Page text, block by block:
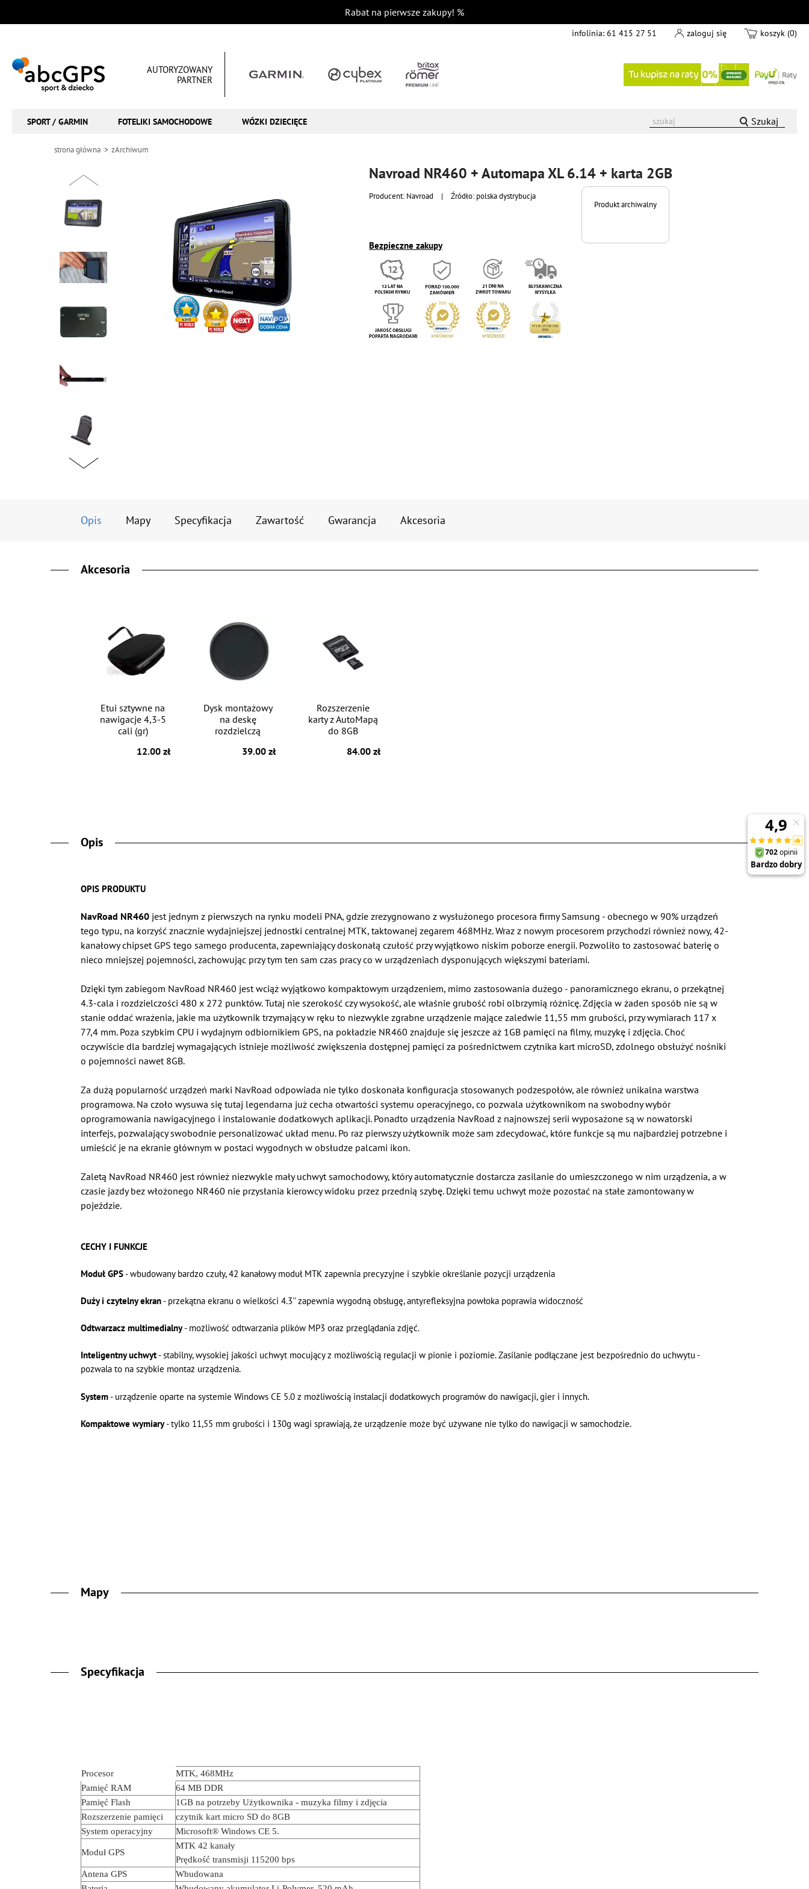
Rabat na pierwsze zakupy! %
infolinia: 61 415 27 51 zaloguj się koszyk (0)
AUTORYZOWANY
PARTNER
SPORT / GARMIN FOTELIKI SAMOCHODOWE WÓZKI DZIECIĘCE Szukaj
strona główna zArchiwum
Navroad NR460 + Automapa XL 6.14 + karta 2GB
Producent: Navroad | Źródło: polska dystrybucja
Bezpieczne zakupy
Produkt archiwalny
Opis Mapy Specyfikacja Zawartość Gwarancja Akcesoria
Akcesoria
Etui sztywne na
nawigacje 4,3-5
cali (gr)
12.00 zł
Dysk montażowy
na deskę
rozdzielczą
39.00 zł
Rozszerzenie
karty z AutoMapą
do 8GB
84.00 zł
Opis
OPIS PRODUKTU
NavRoad NR460jest jednym z pierwszych na rynku modeli PNA, gdzie zrezygnowano z wysłużonego procesora firmy Samsung - obecnego w 90% urządzeń
tego typu, na korzyść znacznie wydajniejszej jednostki centralnej MTK, taktowanej zegarem 468MHz. Wraz z nowym procesorem przychodzi również nowy, 42-
kanałowy chipset GPS tego samego producenta, zapewniający doskonałą czułość przy wyjątkowo niskim poborze energii. Pozwoliło to zastosować baterię o
nieco mniejszej pojemności, zachowując przy tym ten sam czas pracy co w urządzeniach dysponujących większymi bateriami.
Dzięki tym zabiegom NavRoad NR460 jest wciąż wyjątkowo kompaktowym urządzeniem, mimo zastosowania dużego - panoramicznego ekranu, o przekątnej
4.3-cala i rozdzielczości 480 x 272 punktów. Tutaj nie szerokość czy wysokość, ale właśnie grubość robi olbrzymią różnicę. Zdjęcia w żaden sposób nie są w
stanie oddać wrażenia, jakie ma użytkownik trzymający w ręku to niezwykle zgrabne urządzenie mające zaledwie 11,55 mm grubości, przy wymiarach 117 x
77,4 mm. Poza szybkim CPU i wydajnym odbiornikiem GPS, na pokładzie NR460 znajduje się jeszcze aż 1GB pamięci na filmy, muzykę i zdjęcia. Choć
oczywiście dla bardziej wymagających istnieje możliwość zwiększenia dostępnej pamięci za pośrednictwem czytnika kart microSD, zdolnego obsłużyć nośniki
o pojemności nawet 8GB.
Za dużą popularność urządzeń marki NavRoad odpowiada nie tylko doskonała konfiguracja stosowanych podzespołów, ale również unikalna warstwa
programowa. Na czoło wysuwa się tutaj legendarna już cecha otwartości systemu operacyjnego, co pozwala użytkownikom na swobodny wybór
oprogramowania nawigacyjnego i instalowanie dodatkowych aplikacji. Ponadto urządzenia NavRoad z najnowszej serii wyposażone są w nowatorski
interfejs, pozwalający swobodnie personalizować układ menu. Po raz pierwszy użytkownik może sam zdecydować, które funkcje są mu najbardziej potrzebne i
umieścić je na ekranie głównym w postaci wygodnych w obsłudze palcami ikon.
Zaletą NavRoad NR460 jest również niezwykle mały uchwyt samochodowy, który automatycznie dostarcza zasilanie do umieszczonego w nim urządzenia, a w
czasie jazdy bez włożonego NR460 nie przysłania kierowcy widoku przez przednią szybę. Dzięki temu uchwyt może pozostać na stałe zamontowany w
pojeździe.
CECHY I FUNKCJE
Moduł GPS- wbudowany bardzo czuły, 42 kanałowy moduł MTK zapewnia precyzyjne i szybkie określanie pozycji urządzenia
Duży i czytelny ekran- przekątna ekranu o wielkości 4.3'' zapewnia wygodną obsługę, antyrefleksyjna powłoka poprawia widoczność
Odtwarzacz multimedialny- możliwość odtwarzania plików MP3 oraz przeglądania zdjęć.
Inteligentny uchwyt- stabilny, wysokiej jakości uchwyt mocujący z możliwością regulacji w pionie i poziomie. Zasilanie podłączane jest bezpośrednio do uchwytu -
pozwala to na szybkie montaż urządzenia.
System- urządzenie oparte na systemie Windows CE 5.0 z możliwością instalacji dodatkowych programów do nawigacji, gier i innych.
Kompaktowe wymiary- tylko 11,55 mm grubości i 130g wagi sprawiają, że urządzenie może być używane nie tylko do nawigacji w samochodzie.
Mapy
Specyfikacja
Procesor
MTK, 468MHz
Pamięć RAM
64 MB DDR
Pamięć Flash
1GB na potrzeby Użytkownika - muzyka filmy i zdjęcia
Rozszerzenie pamięci
czytnik kart micro SD do 8GB
System operacyjny
Microsoft® Windows CE 5.
Moduł GPS
MTK 42 kanały
Prędkość transmisji 115200 bps
Antena GPS
Wbudowana